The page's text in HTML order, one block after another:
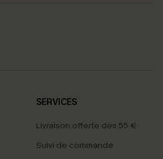
SERVICES
Livraison offerte dès 55 €
Suivi de commande